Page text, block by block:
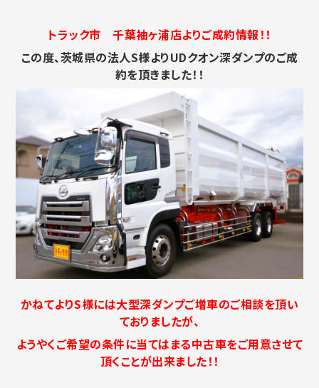
トラック市 千葉袖ヶ浦店よりご成約情報！！
この度、茨城県の法人S様よりUDクオン深ダンプのご成
約を頂きました！！
かねてよりS様には大型深ダンプご増車のご相談を頂い
ておりましたが、
ようやくご希望の条件に当てはまる中古車をご用意させて
頂くことが出来ました！！